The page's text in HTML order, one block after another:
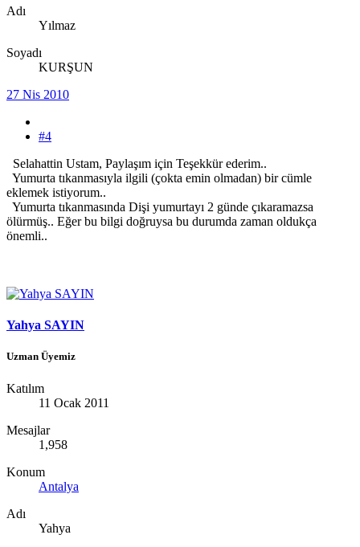
Adı
Yılmaz
Soyadı
KURŞUN
27 Nis 2010
#4
Selahattin Ustam, Paylaşım için Teşekkür ederim..
Yumurta tıkanmasıyla ilgili (çokta emin olmadan) bir cümle
eklemek istiyorum..
Yumurta tıkanmasında Dişi yumurtayı 2 günde çıkaramazsa
ölürmüş.. Eğer bu bilgi doğruysa bu durumda zaman oldukça
önemli..
Yahya SAYIN
Uzman Üyemiz
Katılım
11 Ocak 2011
Mesajlar
1,958
Konum
Antalya
Adı
Yahya